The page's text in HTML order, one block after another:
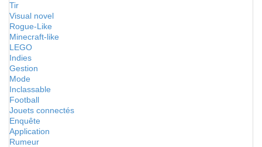
Tir
Visual novel
Rogue-Like
Minecraft-like
LEGO
Indies
Gestion
Mode
Inclassable
Football
Jouets connectés
Enquête
Application
Rumeur